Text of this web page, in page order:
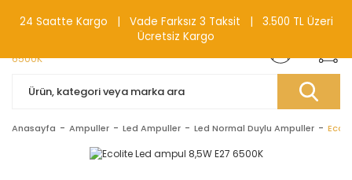
0(212) 240 87 88
Anasayfa Ampuller Led Ampuller Led Normal Duylu Ampuller
24 Saatte Kargo | Vade Farksız 3 Taksit | 3.500 TL Üzeri
Ücretsiz Kargo